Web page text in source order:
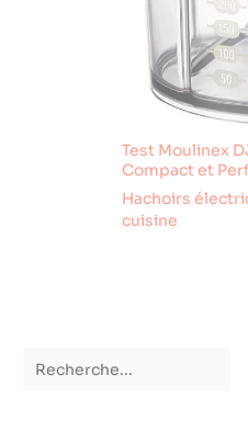
Test Moulinex
Compact et
Hachoirs
cuisine